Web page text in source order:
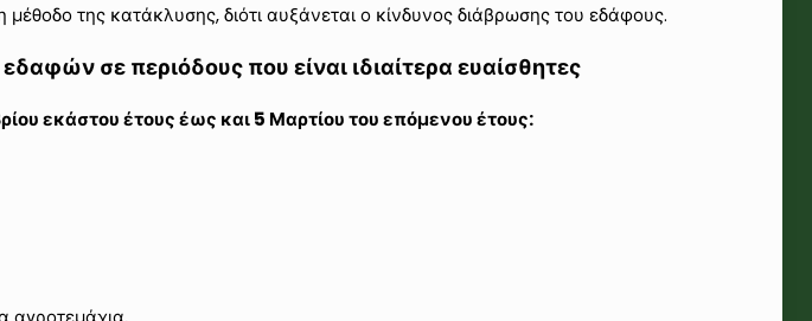
της κατάκλυσης, διότι αυξάνεται ο κίνδυνος διάβρωσης του εδάφους.
σε περιόδους που είναι ιδιαίτερα ευαίσθητες
εκάστου έτους έως και 5 Μαρτίου του επόμενου έτους: